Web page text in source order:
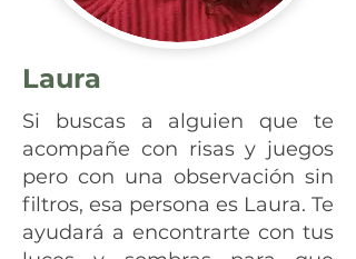
Laura
Si buscas a alguien que te
acompañe con risas y juegos
pero con una observación sin
filtros, esa persona es Laura. Te
ayudará a encontrarte con tus